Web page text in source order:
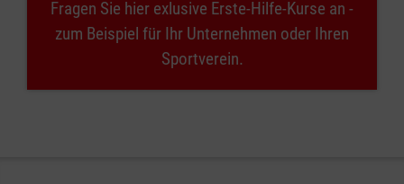
Fragen Sie hier exlusive Erste-Hilfe-Kurse an -
zum Beispiel für Ihr Unternehmen oder Ihren
Sportverein.